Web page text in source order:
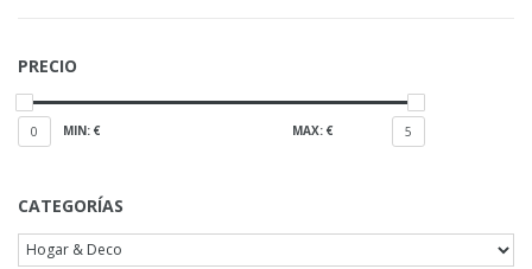
PRECIO
0 MIN: € MAX: € 5
CATEGORÍAS